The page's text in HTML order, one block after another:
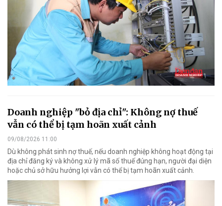
Doanh nghiệp "bỏ địa chỉ": Không nợ thuế
vẫn có thể bị tạm hoãn xuất cảnh
09/08/2026 11:00
Dù không phát sinh nợ thuế, nếu doanh nghiệp không hoạt động tại
địa chỉ đăng ký và không xử lý mã số thuế đúng hạn, người đại diện
hoặc chủ sở hữu hưởng lợi vẫn có thể bị tạm hoãn xuất cảnh.